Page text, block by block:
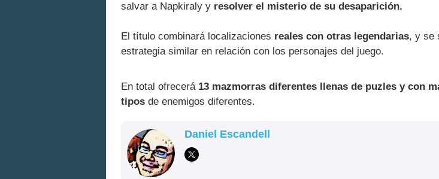
salvar a Napkiraly y resolver el misterio de su desaparición.
El título combinará localizaciones reales con otras legendarias, y se
estrategia similar en relación con los personajes del juego.
En total ofrecerá 13 mazmorras diferentes llenas de puzles y con
tipos de enemigos diferentes.
Daniel Escandell